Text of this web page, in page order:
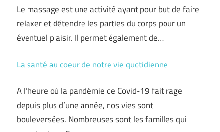
Le massage est une activité ayant pour but de faire
relaxer et détendre les parties du corps pour un
éventuel plaisir. Il permet également de…
La santé au coeur de notre vie quotidienne
A l’heure où la pandémie de Covid-19 fait rage
depuis plus d’une année, nos vies sont
bouleversées. Nombreuses sont les familles qui